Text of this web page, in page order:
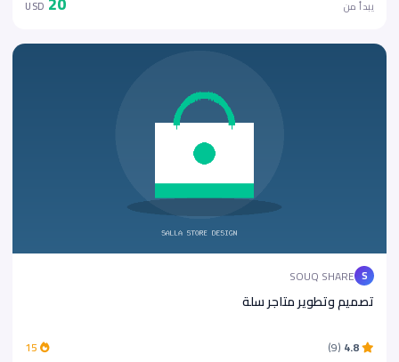
يبدأ من USD
S
SOUQ SHARE
تصميم وتطوير متاجر سلة
4.8
(9)